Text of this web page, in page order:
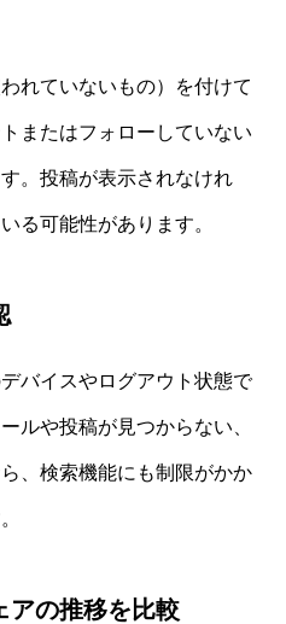
れていないもの）を付けて
またはフォローしていない
。投稿が表示されなけれ
る可能性があります。
バイスやログアウト状態で
ルや投稿が見つからない、
、検索機能にも制限がかか
アの推移を比較